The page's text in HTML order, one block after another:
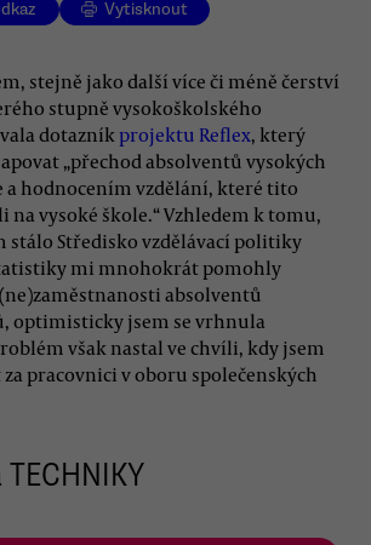
Vytisknout
stejně jako další více či méně čerství
stupně vysokoškolského
dotazník projektu Reflex, který
„přechod absolventů vysokých
a hodnocením vzdělání, které tito
na vysoké škole.“ Vzhledem k tomu,
stálo Středisko vzdělávací politiky
mi mnohokrát pomohly
absolventů
optimisticky jsem se vrhnula
však nastal ve chvíli, kdy jsem
pracovnici v oboru společenských